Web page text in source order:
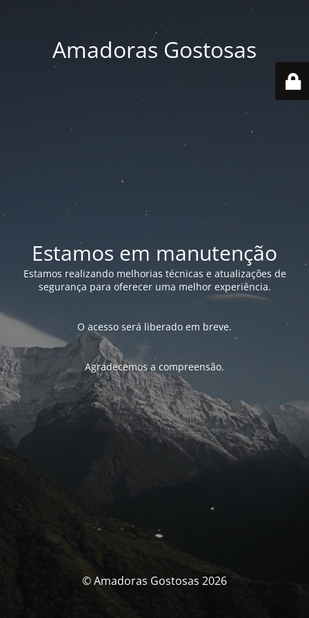
Amadoras Gostosas
Estamos em manutenção
Estamos realizando melhorias técnicas e atualizações de
segurança para oferecer uma melhor experiência.
O acesso será liberado em breve.
Agradecemos a compreensão.
© Amadoras Gostosas 2026